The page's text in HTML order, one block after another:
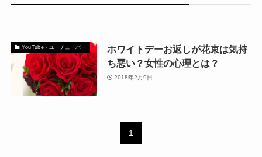
YouTube・ユーチューバー
ホワイトデーお返しが花束は気持
ち悪い？女性の心理とは？
2018年2月9日
1